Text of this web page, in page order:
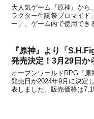
大人気ゲーム『原神』から
ラクター生誕祭ブロマイド
ー」、ゲーム内で使用でき
『原神』より「
発売決定！3月29日か
オープンワールドRPG『
発売日が2024年9月に決定
表しました。販売価格は